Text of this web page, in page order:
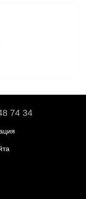
74 34